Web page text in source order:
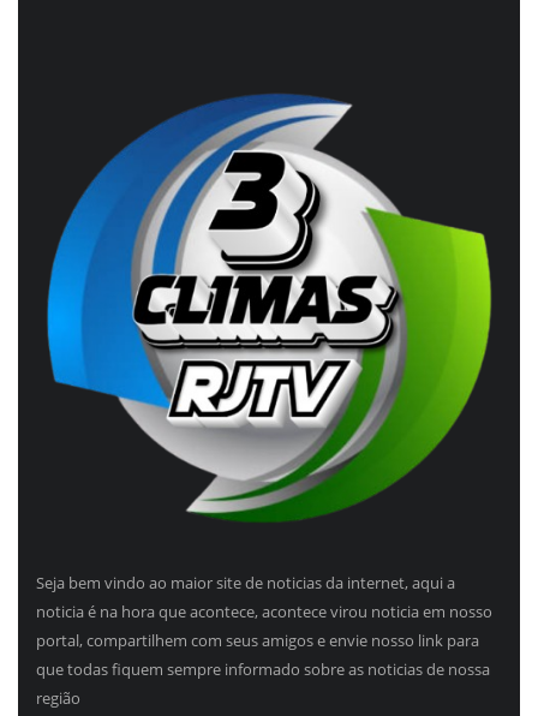
Seja bem vindo ao maior site de noticias da internet, aqui a
noticia é na hora que acontece, acontece virou noticia em nosso
portal, compartilhem com seus amigos e envie nosso link para
que todas fiquem sempre informado sobre as noticias de nossa
região